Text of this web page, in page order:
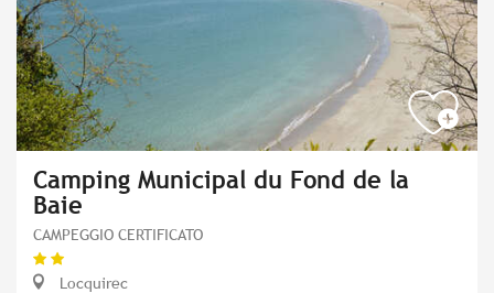
Camping Municipal du Fond de la
Baie
CAMPEGGIO CERTIFICATO
Locquirec